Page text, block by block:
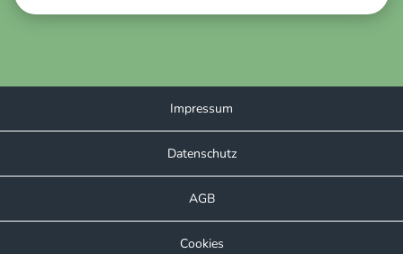
Impressum
Datenschutz
AGB
Cookies